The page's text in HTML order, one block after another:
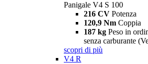
Panigale V4 S 100
216 CV Potenza
120,9 Nm Coppia
187 kg Peso in
senza carburante
scopri di più
V4 R